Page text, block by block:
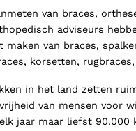
van braces,
adviseurs
maken van braces,
korsetten,
in het land zetten
van mensen voor
jaar maar liefst